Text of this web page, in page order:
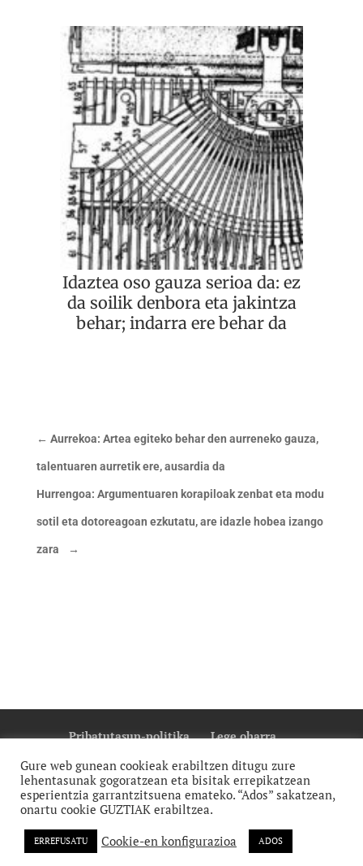
Idaztea oso gauza serioa da: ez
da soilik denbora eta jakintza
behar; indarra ere behar da
← Aurrekoa: Artea egiteko behar den aurreneko gauza,
talentuaren aurretik ere, ausardia da
Hurrengoa: Argumentuaren korapiloak zenbat eta modu
sotil eta dotoreagoan ezkutatu, are idazle hobea izango
zara →
Pribatutasun-politika
Lege oharra
Cookie Politika
monti | diseinu grafikoa
Gure web gunean cookieak erabiltzen ditugu zure
lehentasunak gogoratzean eta bisitak errepikatzean
esperientzia garrantzitsuena emateko. “Ados” sakatzean,
onartu cookie GUZTIAK erabiltzea.
ERREFUSATU Cookie-en konfigurazioa ADOS